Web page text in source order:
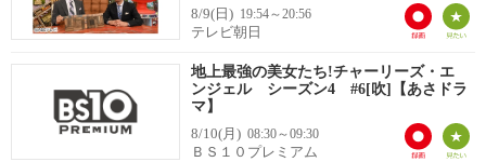
8/9(日) 19:54～20:56
テレビ朝日
地上最強の美女たち!チャーリーズ・エ
ンジェル シーズン4 #6[吹]【あさドラ
マ】
8/10(月) 08:30～09:30
ＢＳ１０プレミアム